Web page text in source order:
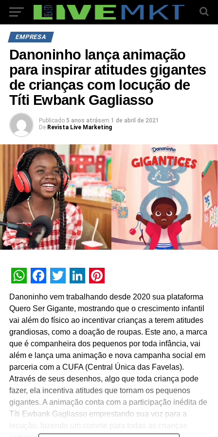
EMPRESA
Danoninho lança animação
para inspirar atitudes gigantes
de crianças com locução de
Títi Ewbank Gagliasso
Publicado 5 anos atrásem 1 de abril de 2021
De Revista Live Marketing
WhatsApp
Facebook
Twitter
LinkedIn
Pinterest
Danoninho vem trabalhando desde 2020 sua plataforma
Quero Ser Gigante, mostrando que o crescimento infantil
vai além do físico ao incentivar crianças a terem atitudes
grandiosas, como a doação de roupas. Este ano, a marca
que é companheira dos pequenos por toda infância, vai
além e lança uma animação e nova campanha social em
parceria com a CUFA (Central Única das Favelas).
Através de seus desenhos, algo que toda criança pode
fazer, ela incentiva atitudes que tornam os pequenos
gigantes. A animação conta com a participação inédita de
Títi Ewbank Gagliasso emprestando sua voz para a